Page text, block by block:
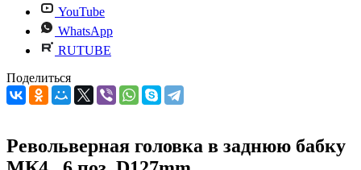
YouTube
WhatsApp
RUTUBE
Поделиться
Револьверная головка в заднюю бабку